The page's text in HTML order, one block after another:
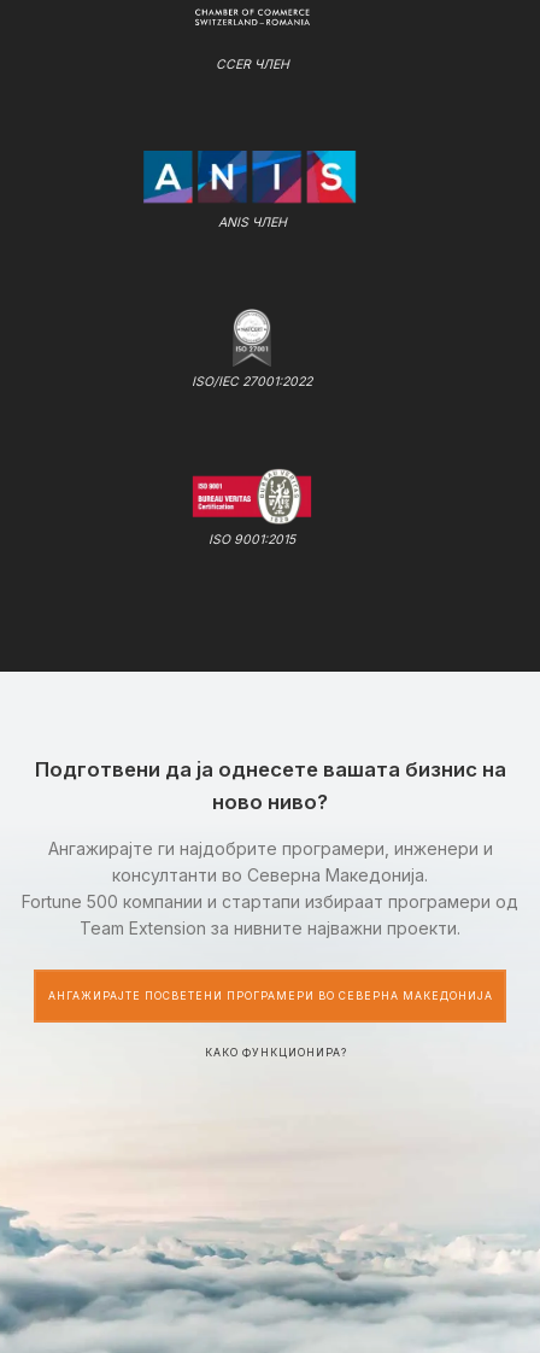
CCER ЧЛЕН
ANIS ЧЛЕН
ISO/IEC 27001:2022
ISO 9001:2015
Подготвени да ја однесете вашата бизнис на
ново ниво?
Ангажирајте ги најдобрите програмери, инженери и
консултанти во Северна Македонија.
Fortune 500 компании и стартапи избираат програмери од
Team Extension за нивните најважни проекти.
АНГАЖИРАЈТЕ ПОСВЕТЕНИ ПРОГРАМЕРИ ВО СЕВЕРНА МАКЕДОНИЈА
КАКО ФУНКЦИОНИРА?